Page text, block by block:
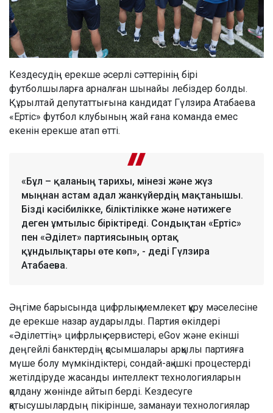
Кездесудің ерекше әсерлі сәттерінің бірі
футболшыларға арналған шынайы лебіздер болды.
Құрылтай депутаттығына кандидат Гүлзира Атабаева
«Ертіс» футбол клубының жай ғана команда емес
екенін ерекше атап өтті.
«Бұл – қаланың тарихы, мінезі және жүз
мыңнан астам адал жанкүйердің мақтанышы.
Бізді кәсібилікке, біліктілікке және нәтижеге
деген ұмтылыс біріктіреді. Сондықтан «Ертіс»
пен «Әділет» партиясының ортақ
құндылықтары өте көп», - деді Гүлзира
Атабаева.
Әңгіме барысында цифрлық мемлекет құру мәселесіне
де ерекше назар аударылды. Партия өкілдері
«Әділеттің» цифрлық сервистері, eGov және екінші
деңгейлі банктердің қосымшалары арқылы партияға
мүше болу мүмкіндіктері, сондай-ақ ішкі процестерді
жетілдіруде жасанды интеллект технологияларын
қолдану жөнінде айтып берді. Кездесуге
қатысушылардың пікірінше, заманауи технологиялар